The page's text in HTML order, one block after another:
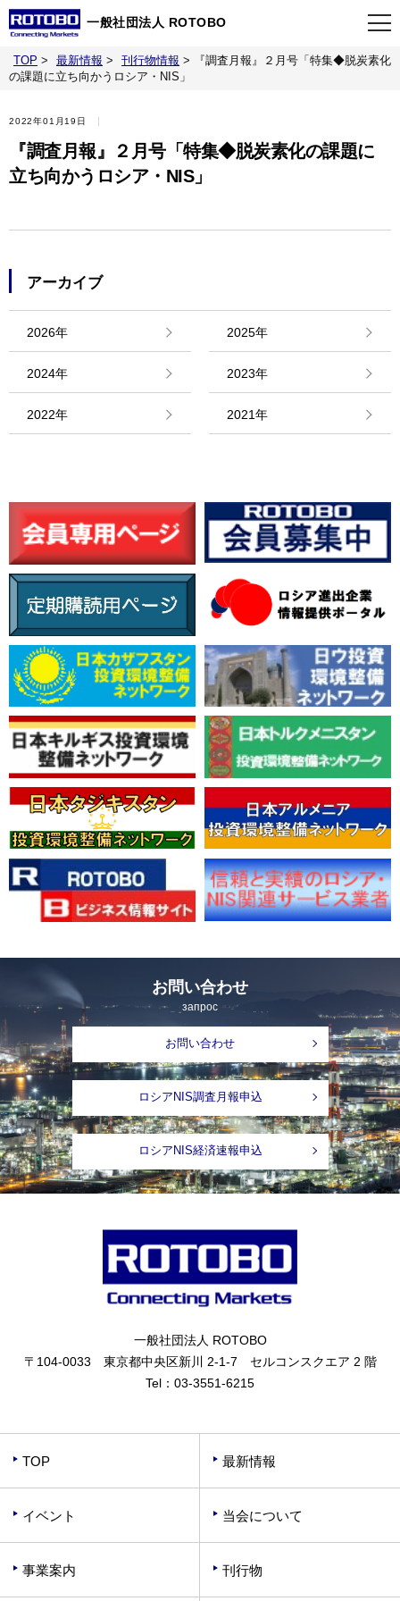
一般社団法人 ROTOBO
TOP
最新情報
当会について
刊行物
情報館
TOP > 最新情報 > 刊行物情報 >
『調査月報』２月号「特集◆脱炭素化
の課題に立ち向かうロシア・NIS」
2022年01月19日
『調査月報』２月号「特集◆脱炭素化の課題に
立ち向かうロシア・NIS」
アーカイブ
2026年 2025年
2024年 2023年
2022年 2021年
お問い合わせ
запрос
お問い合わせ
ロシアNIS調査月報申込
ロシアNIS経済速報申込
一般社団法人 ROTOBO
〒104-0033 東京都中央区新川 2-1-7 セルコンスクエア 2 階
Tel： 03-3551-6215
TOP 最新情報
イベント 当会について
事業案内 刊行物